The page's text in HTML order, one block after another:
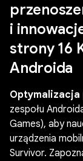
i
strony 16
Androida
Optymalizacja
zespołu
Games), aby
urządzenia
Survivor.